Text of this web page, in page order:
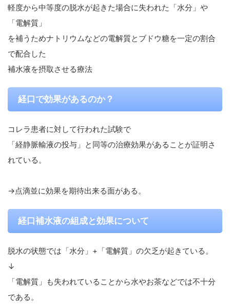
軽度から中等度の脱水が起きた場合に失われた「水分」や
「電解質」
を補うためナトリウムなどの電解質とブドウ糖を一定の割合
で配合した
補水液を摂取させる療法
経口で効果があるのか？
コレラ患者に対して行われた試験で
「経静脈輸液の投与」と同等の治療効果があることが証明さ
れている。
→点滴並に効果を期待出来る面がある。
経口補水液の組成と効果について
脱水の状態では「水分」+「電解質」の欠乏が起きている。
↓
「電解質」も失われていることから水やお茶などでは不十分
である。